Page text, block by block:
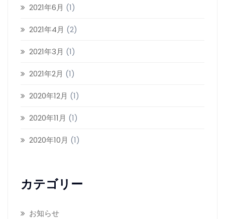
2021年6月 (1)
2021年4月 (2)
2021年3月 (1)
2021年2月 (1)
2020年12月 (1)
2020年11月 (1)
2020年10月 (1)
カテゴリー
お知らせ